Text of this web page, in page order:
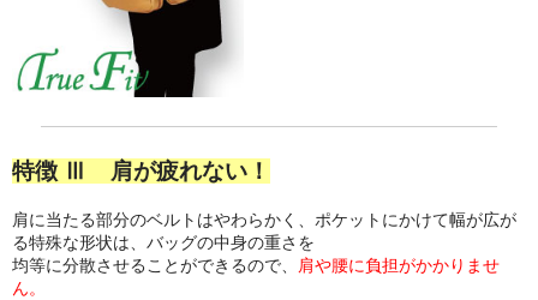
特徴 Ⅲ 肩が疲れない！
肩に当たる部分のベルトはやわらかく、ポケットにかけて幅が広が
る特殊な形状は、バッグの中身の重さを
均等に分散させることができるので、
肩や腰に負担がかかりませ
ん。